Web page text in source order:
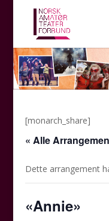
[monarch_share]
« Alle
Dette arrangement
«Annie»